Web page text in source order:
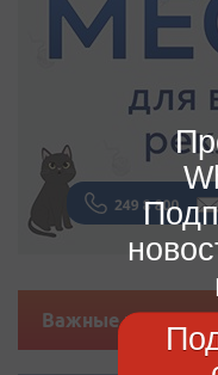
Важные новости